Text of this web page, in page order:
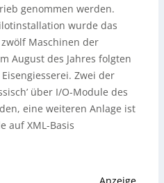
genommen werden.
wurde das
Maschinen der
August des Jahres folgten
Zwei der
über I/O-Module des
eine weiteren Anlage ist
auf XML-Basis